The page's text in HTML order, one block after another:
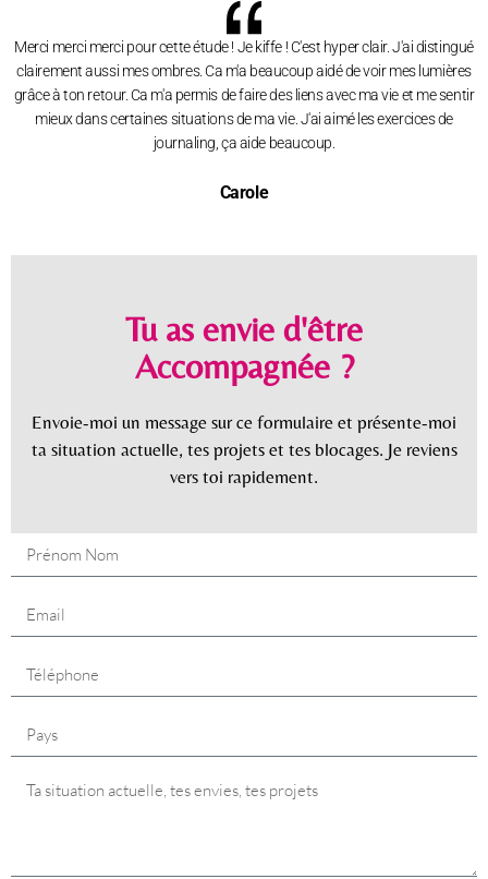
Merci merci merci pour cette étude ! Je kiffe ! C'est hyper clair. J'ai distingué
clairement aussi mes ombres. Ca m'a beaucoup aidé de voir mes lumières
grâce à ton retour. Ca m'a permis de faire des liens avec ma vie et me sentir
mieux dans certaines situations de ma vie. J'ai aimé les exercices de
journaling, ça aide beaucoup.
Carole
Tu as envie d'être
Accompagnée ?
Envoie-moi un message sur ce formulaire et présente-moi
ta situation actuelle, tes projets et tes blocages. Je reviens
vers toi rapidement.